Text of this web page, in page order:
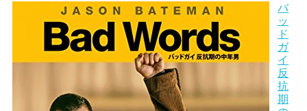
バ
ッ
ド
ガ
イ
反
抗
期